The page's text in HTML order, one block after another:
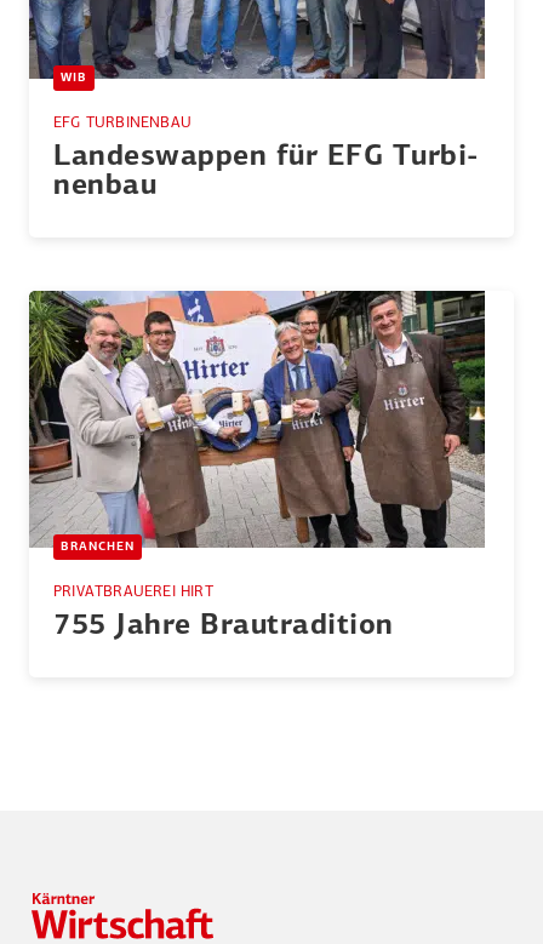
WIB
EFG TURBINENBAU
Landes­wappen für EFG Turbi­
nenbau
BRANCHEN
PRIVATBRAUEREI HIRT
755 Jahre Brautra­dition